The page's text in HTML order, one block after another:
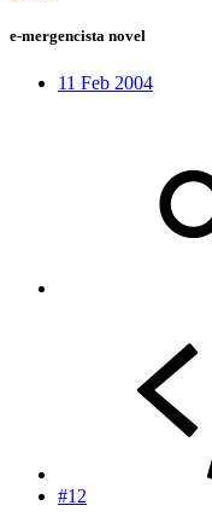
e-mergencista novel
11 Feb 2004
#12